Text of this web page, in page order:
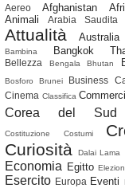
Aereo Afghanistan
Animali Arabia Saudita
Attualità Australia
Bambina Bangkok
Bellezza Bengala Bhutan
Bosforo Brunei Business
Cinema Classifica
Corea del Sud
Costituzione Costumi
Curiosità Dalai Lama
Economia Egitto
Esercito Europa Eventi